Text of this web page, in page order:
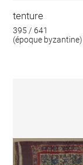
tenture
395 / 641
(époque byzantine)